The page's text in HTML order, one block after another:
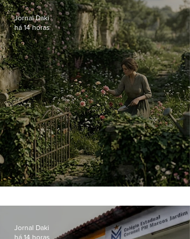
Jornal Daki
há 14 horas
Jornal Daki
há 14 horas